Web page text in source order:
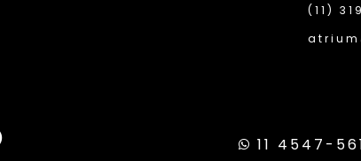
(11)
11 4547-
Lei da Transparência Google